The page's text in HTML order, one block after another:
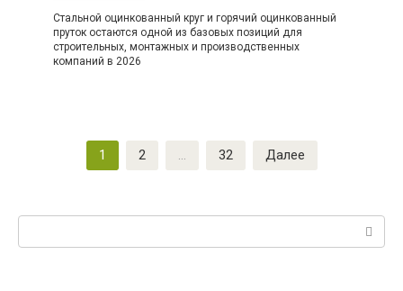
Стальной оцинкованный круг и горячий оцинкованный
пруток остаются одной из базовых позиций для
строительных, монтажных и производственных
компаний в 2026
1 2 … 32 Далее